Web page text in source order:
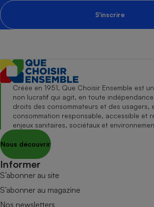
S'inscrire
Créée en 1951, Que Choisir Ensemble est
non lucratif qui agit, en toute
droits des consommateurs et des usagers,
consommation responsable, accessible et
enjeux sanitaires, sociétaux et
Nous découvrir
Informer
S’abonner au site
S’abonner au magazine
Nos newsletters